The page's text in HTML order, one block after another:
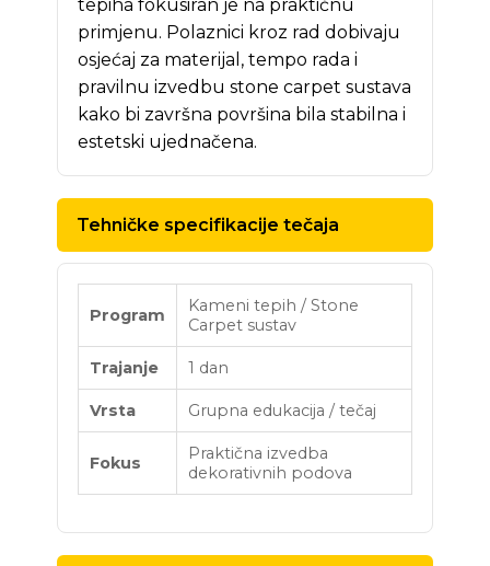
tepiha fokusiran je na praktičnu
primjenu. Polaznici kroz rad dobivaju
osjećaj za materijal, tempo rada i
pravilnu izvedbu stone carpet sustava
kako bi završna površina bila stabilna i
estetski ujednačena.
Tehničke specifikacije tečaja
Program
Kameni tepih / Stone
Carpet sustav
Trajanje 1 dan
Vrsta Grupna edukacija / tečaj
Fokus
Praktična izvedba
dekorativnih podova